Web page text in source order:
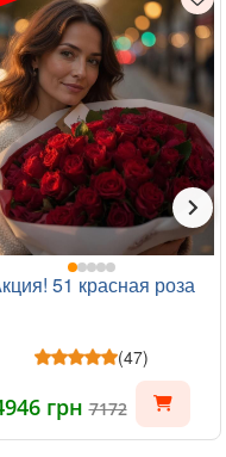
51 красная роза
(47)
грн7172